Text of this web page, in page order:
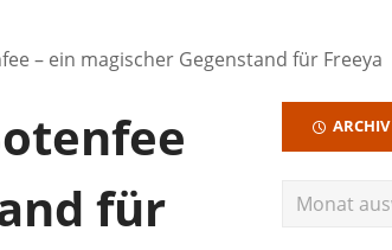
– ein magischer Gegenstand für Freeya
für
ARCHIV